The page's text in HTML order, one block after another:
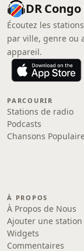
DR
Écoutez les
par ville, genre
appareil.
PARCOURIR
Stations de radio
Podcasts
Chansons
À PROPOS
À Propos de Nous
Ajouter une station
Widgets
Commentaires